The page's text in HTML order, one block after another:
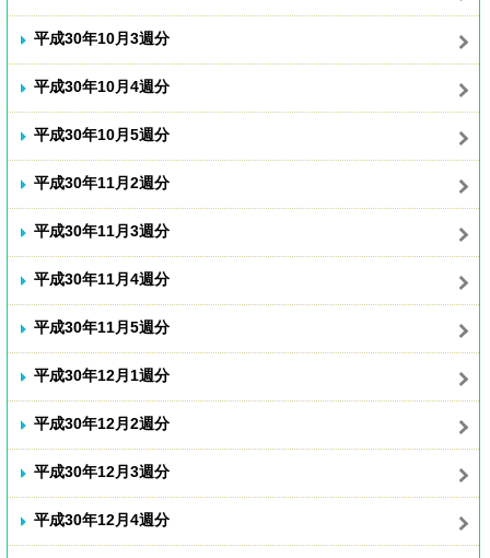
平成30年10月3週分
平成30年10月4週分
平成30年10月5週分
平成30年11月2週分
平成30年11月3週分
平成30年11月4週分
平成30年11月5週分
平成30年12月1週分
平成30年12月2週分
平成30年12月3週分
平成30年12月4週分